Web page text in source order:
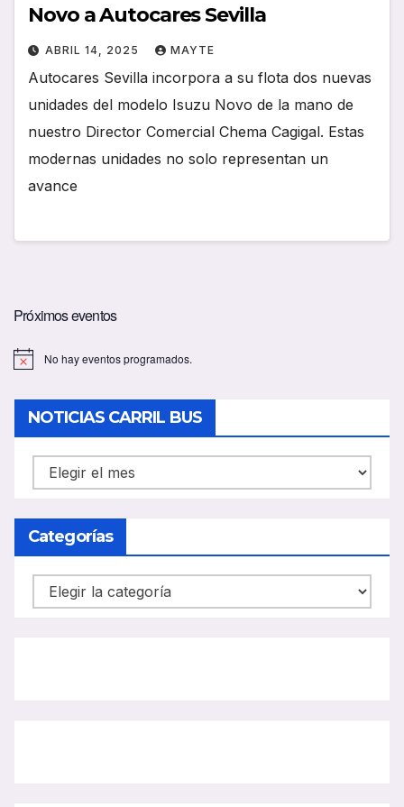
Novo a Autocares Sevilla
ABRIL 14, 2025 MAYTE
Autocares Sevilla incorpora a su flota dos nuevas
unidades del modelo Isuzu Novo de la mano de
nuestro Director Comercial Chema Cagigal. Estas
modernas unidades no solo representan un
avance
Próximos eventos
No hay eventos programados.
NOTICIAS CARRIL BUS
NOTICIAS
CARRIL
BUS
Categorías
Categorías